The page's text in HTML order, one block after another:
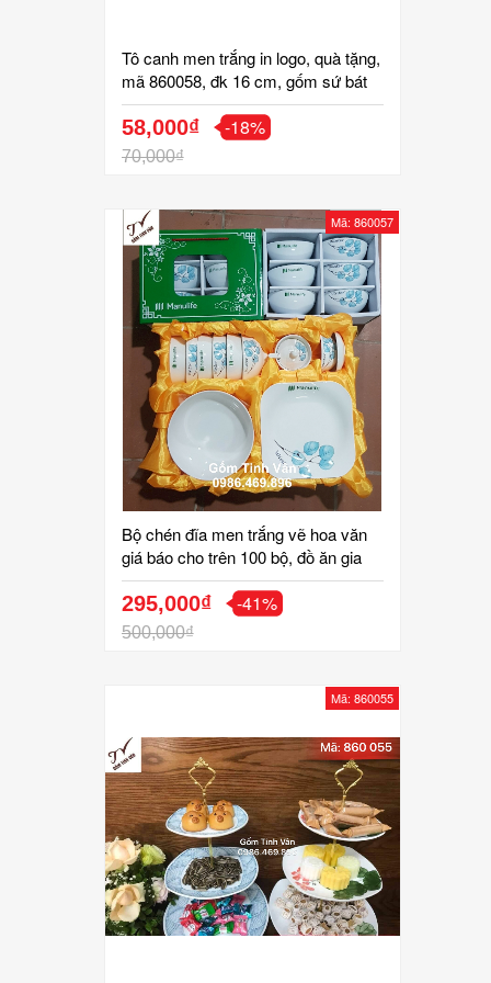
Tô canh men trắng in logo, quà tặng,
mã 860058, đk 16 cm, gốm sứ bát
tràng tinh vân cao cấp, quà khuyến
mại
58,000₫
70,000₫
-18%
Mã: 860057
Bộ chén đĩa men trắng vẽ hoa văn
giá báo cho trên 100 bộ, đồ ăn gia
đình, mã 860057, in logo quà tặng
hội nghị đẹp, sang trọng, hộp lót lụa,
gốm sứ bát tràng, tinh vân
295,000₫
500,000₫
-41%
Mã: 860055